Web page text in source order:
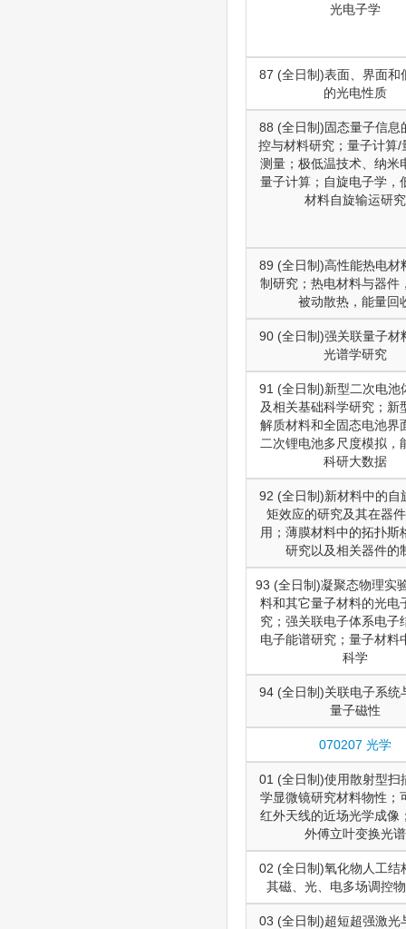
光电子学
87 (全日制)表面、界面和
的光电性质
88 (全日制)固态量子信息
控与材料研究；量子计算/
测量；极低温技术、纳米
量子计算；自旋电子学，
材料自旋输运研究
89 (全日制)高性能热电材
制研究；热电材料与器件
被动散热，能量回
90 (全日制)强关联量子材
光谱学研究
91 (全日制)新型二次电池
及相关基础科学研究；新
解质材料和全固态电池界
二次锂电池多尺度模拟，
科研大数据
92 (全日制)新材料中的自
矩效应的研究及其在器
用；薄膜材料中的拓扑斯
研究以及相关器件的
93 (全日制)凝聚态物理实
料和其它量子材料的光电
究；强关联电子体系电子
电子能谱研究；量子材料
科学
94 (全日制)关联电子系统
量子磁性
070207 光学
01 (全日制)使用散射型扫
学显微镜研究材料物性；
红外天线的近场光学成像
外傅立叶变换光谱
02 (全日制)氧化物人工结
其磁、光、电多场调控
03 (全日制)超短超强激光